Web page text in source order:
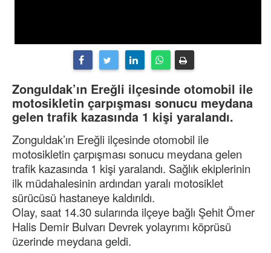
Zonguldak’ın Ereğli ilçesinde otomobil ile
motosikletin çarpışması sonucu meydana
gelen trafik kazasında 1 kişi yaralandı.
Zonguldak’ın Ereğli ilçesinde otomobil ile
motosikletin çarpışması sonucu meydana gelen
trafik kazasında 1 kişi yaralandı. Sağlık ekiplerinin
ilk müdahalesinin ardından yaralı motosiklet
sürücüsü hastaneye kaldırıldı.
Olay, saat 14.30 sularında ilçeye bağlı Şehit Ömer
Halis Demir Bulvarı Devrek yolayrımı köprüsü
üzerinde meydana geldi.